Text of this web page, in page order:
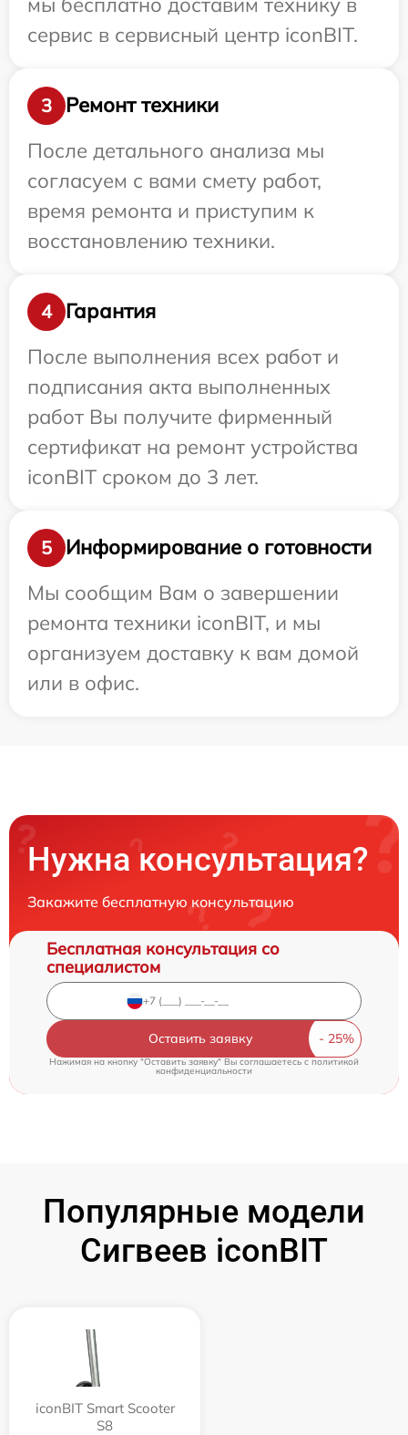
сервис в сервисный центр iconBIT.
3
Ремонт техники
После детального анализа мы
согласуем с вами смету работ,
время ремонта и приступим к
восстановлению техники.
4
Гарантия
После выполнения всех работ и
подписания акта выполненных
работ Вы получите фирменный
сертификат на ремонт устройства
iconBIT сроком до 3 лет.
5
Информирование о готовности
Мы сообщим Вам о завершении
ремонта техники iconBIT, и мы
организуем доставку к вам домой
или в офис.
Нужна консультация?
Закажите бесплатную консультацию
Бесплатная консультация со
специалистом
Оставить заявку
Нажимая на кнопку "Оставить заявку" Вы соглашаетесь cполитикой
конфиденциальности
Популярные модели
Сигвеев iconBIT
iconBIT Smart Scooter
S8